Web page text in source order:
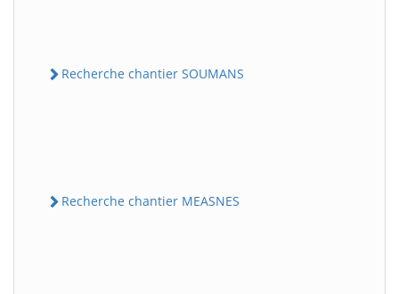
Recherche chantier SOUMANS
Recherche chantier MEASNES